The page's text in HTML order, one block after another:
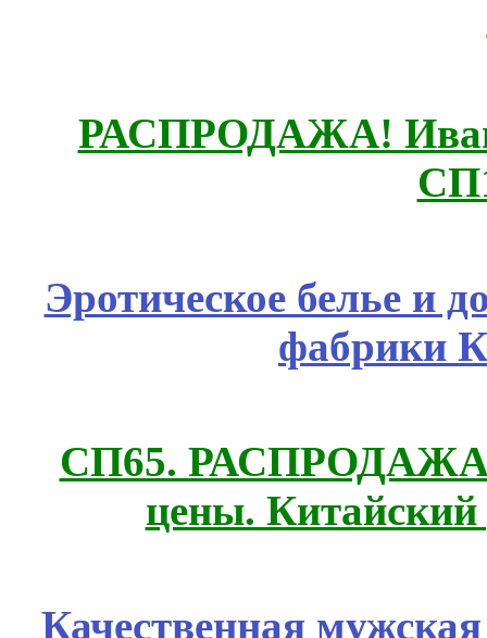
РАСПРОДАЖА!
Эротическое белье и
фабрики
СП65. РАСПРОДАЖА!
цены.
Качественная